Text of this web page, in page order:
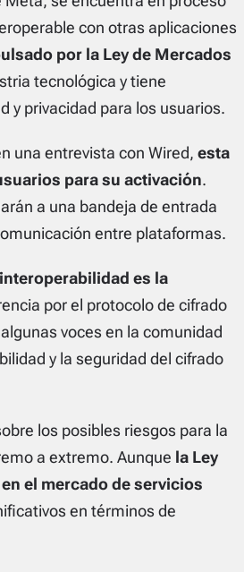
con otras aplicaciones
por la Ley de Mercados
tecnológica y tiene
y privacidad para los usuarios.
una entrevista con Wired, esta
para su activación.
a una bandeja de entrada
entre plataformas.
es la
por el protocolo de cifrado
voces en la comunidad
y la seguridad del cifrado
los posibles riesgos para la
a extremo. Aunque la Ley
el mercado de servicios
en términos de